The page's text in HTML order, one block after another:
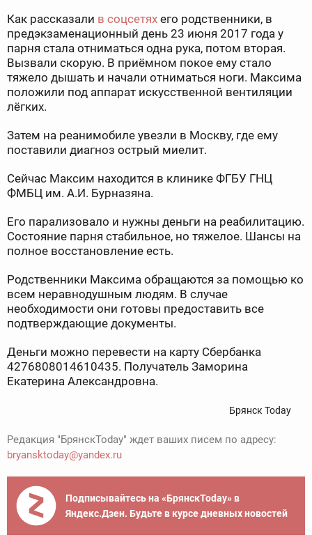
Как рассказали в соцсетях его родственники, в
предэкзаменационный день 23 июня 2017 года у
парня стала отниматься одна рука, потом вторая.
Вызвали скорую. В приёмном покое ему стало
тяжело дышать и начали отниматься ноги. Максима
положили под аппарат искусственной вентиляции
лёгких.
Затем на реанимобиле увезли в Москву, где ему
поставили диагноз острый миелит.
Сейчас Максим находится в клинике ФГБУ ГНЦ
ФМБЦ им. А.И. Бурназяна.
Его парализовало и нужны деньги на реабилитацию.
Состояние парня стабильное, но тяжелое. Шансы на
полное восстановление есть.
Родственники Максима обращаются за помощью ко
всем неравнодушным людям. В случае
необходимости они готовы предоставить все
подтверждающие документы.
Деньги можно перевести на карту Сбербанка
4276808014610435. Получатель Заморина
Екатерина Александровна.
Брянск Today
Редакция "БрянскToday" ждет ваших писем по адресу:
bryansktoday@yandex.ru
Подписывайтесь на «БрянскToday» в
Яндекс.Дзен. Будьте в курсе дневных новостей